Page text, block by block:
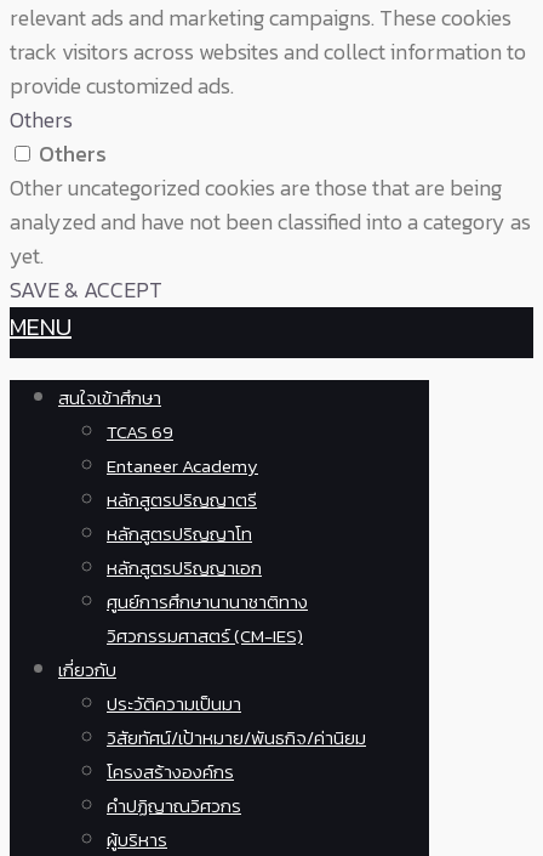
relevant ads and marketing campaigns. These cookies
track visitors across websites and collect information to
provide customized ads.
Others
Others
Other uncategorized cookies are those that are being
analyzed and have not been classified into a category as
yet.
SAVE & ACCEPT
MENU
สนใจเข้าศึกษา
TCAS 69
Entaneer Academy
หลักสูตรปริญญาตรี
หลักสูตรปริญญาโท
หลักสูตรปริญญาเอก
ศูนย์การศึกษานานาชาติทาง
วิศวกรรมศาสตร์ (CM-IES)
เกี่ยวกับ
ประวัติความเป็นมา
วิสัยทัศน์/เป้าหมาย/พันธกิจ/ค่านิยม
โครงสร้างองค์กร
คำปฏิญาณวิศวกร
ผู้บริหาร